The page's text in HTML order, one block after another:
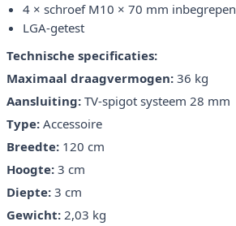
4 × schroef M10 × 70 mm inbegrepen
LGA-getest
Technische specificaties:
Maximaal draagvermogen: 36 kg
Aansluiting: TV-spigot systeem 28 mm
Type: Accessoire
Breedte: 120 cm
Hoogte: 3 cm
Diepte: 3 cm
Gewicht: 2,03 kg